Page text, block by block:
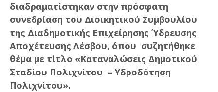
διαδραματίστηκαν στην πρόσφατη
συνεδρίαση του Διοικητικού Συμβουλίου
της Διαδημοτικής Επιχείρησης Ύδρευσης
Αποχέτευσης Λέσβου, όπου συζητήθηκε
θέμα με τίτλο «Καταναλώσεις Δημοτικού
Σταδίου Πολιχνίτου – Υδροδότηση
Πολιχνίτου».